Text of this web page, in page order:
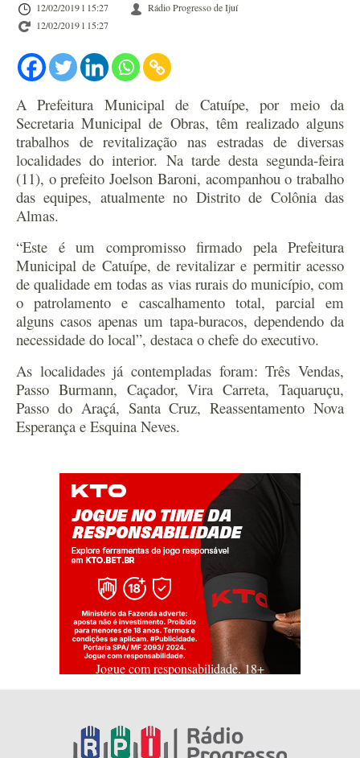
12/02/2019 l 15:27
Rádio Progresso de Ijuí
12/02/2019 l 15:27
A Prefeitura Municipal de Catuípe, por meio da
Secretaria Municipal de Obras, têm realizado alguns
trabalhos de revitalização nas estradas de diversas
localidades do interior. Na tarde desta segunda-feira
(11), o prefeito Joelson Baroni, acompanhou o trabalho
das equipes, atualmente no Distrito de Colônia das
Almas.
“Este é um compromisso firmado pela Prefeitura
Municipal de Catuípe, de revitalizar e permitir acesso
de qualidade em todas as vias rurais do município, com
o patrolamento e cascalhamento total, parcial em
alguns casos apenas um tapa-buracos, dependendo da
necessidade do local”, destaca o chefe do executivo.
As localidades já contempladas foram: Três Vendas,
Passo Burmann, Caçador, Vira Carreta, Taquaruçu,
Passo do Araçá, Santa Cruz, Reassentamento Nova
Esperança e Esquina Neves.
Jogue com responsabilidade. 18+